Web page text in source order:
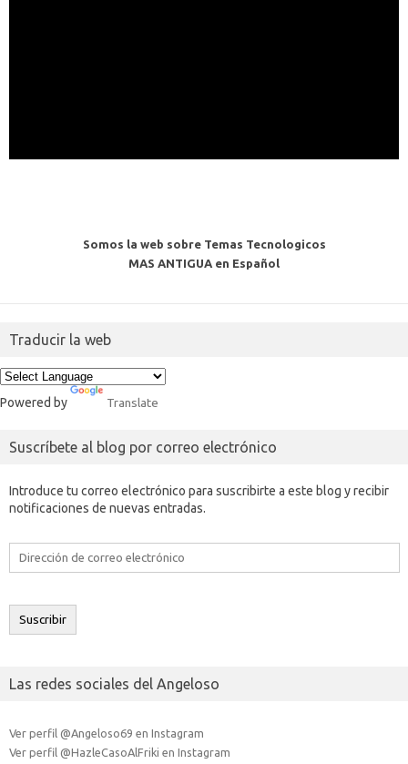
Somos la web sobre Temas Tecnologicos
MAS ANTIGUA en Español
Traducir la web
Powered by Translate
Suscríbete al blog por correo electrónico
Introduce tu correo electrónico para suscribirte a este blog y recibir
notificaciones de nuevas entradas.
Dirección
electrónico
Suscribir
Las redes sociales del Angeloso
Ver perfil @Angeloso69 en Instagram
Ver perfil @HazleCasoAlFriki en Instagram